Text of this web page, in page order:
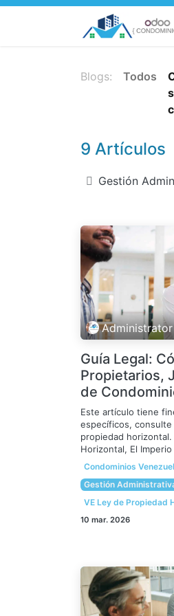
Blogs: Todos
9 Artículos
Gestión
Guía Legal:
Propietarios,
de
Este artículo tiene
específicos, consulte
propiedad horizontal.
Horizontal, El
Condominios
Gestión
VE Ley de Propiedad
10 mar. 2026